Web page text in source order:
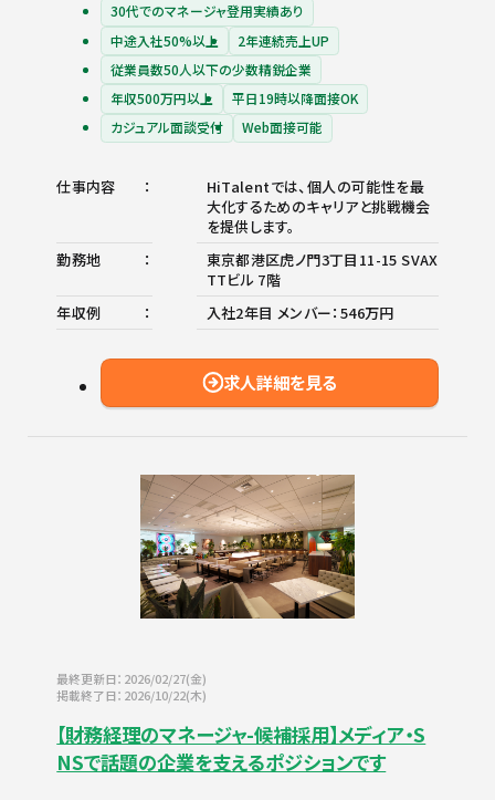
30代でのマネージャ登用実績あり
中途入社50%以上
2年連続売上UP
従業員数50人以下の少数精鋭企業
年収500万円以上
平日19時以降面接OK
カジュアル面談受付
Web面接可能
仕事内容
HiTalentでは、個人の可能性を最
大化するためのキャリアと挑戦機会
を提供します。
勤務地
東京都港区虎ノ門3丁目11-15 SVAX
TTビル 7階
年収例
入社2年目 メンバー：546万円
求人詳細を見る
最終更新日：2026/02/27(金)
掲載終了日：2026/10/22(木)
【財務経理のマネージャ-候補採用】メディア・S
NSで話題の企業を支えるポジションです